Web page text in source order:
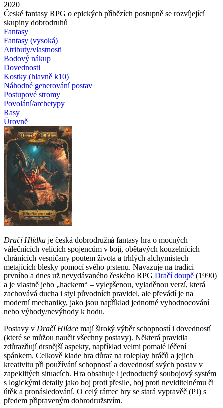
2020
České fantasy RPG o epických příbězích postupně se rozvíjející
skupiny dobrodruhů
Fantasy
Fantasy (vysoká)
Atributy/vlastnosti
Bodový nákup
Dovednosti
Kostky (hlavně k10)
Náhodné generování postav
Postupové stromy
Povolání/archetypy
Rasy
Úrovně
Dračí Hlídka je česká dobrodružná fantasy hra o mocných
válečnících velících spojencům v boji, obětavých kouzelnících
chránících vesničany poutem života a trhlých alchymistech
metajících blesky pomocí svého prstenu. Navazuje na tradici
prvního a dnes už nevydávaného českého RPG Dračí doupě (1990)
a je vlastně jeho „hackem“ – vylepšenou, vyladěnou verzí, která
zachovává ducha i styl původních pravidel, ale převádí je na
moderní mechaniky, jako jsou například jednotné vyhodnocování
nebo výhody/nevýhody k hodu.
Postavy v Dračí Hlídce mají široký výběr schopností i dovedností
(které se můžou naučit všechny postavy). Některá pravidla
zdůrazňují drsnější aspekty, například velmi pomalé léčení
spánkem. Celkově klade hra důraz na roleplay hráčů a jejich
kreativitu při používání schopností a dovedností svých postav v
zapeklitých situacích. Hra obsahuje i jednoduchý soubojový systém
s logickými detaily jako boj proti přesile, boj proti neviditelnému či
útěk a pronásledování. O celý rámec hry se stará vypravěč (PJ) s
předem připraveným dobrodružstvím.